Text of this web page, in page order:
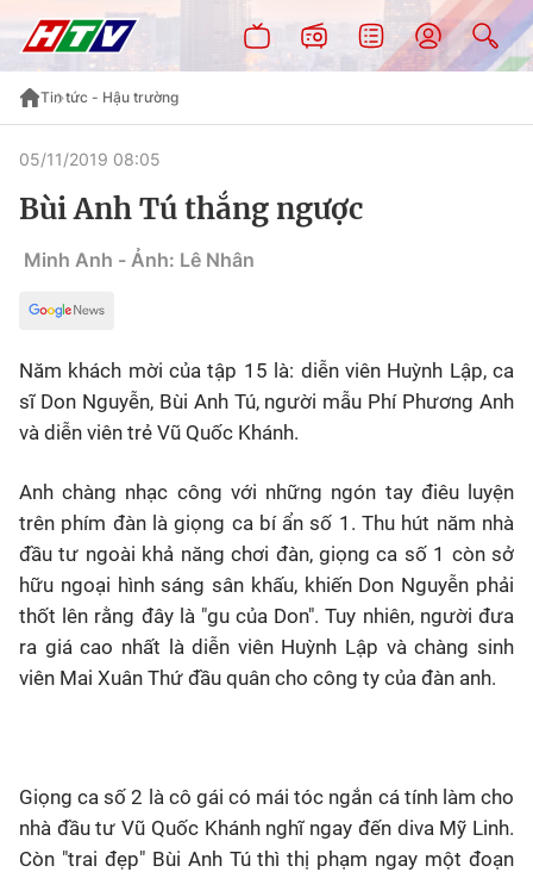
Tin tức - Hậu trường
05/11/2019 08:05
Bùi Anh Tú thắng ngược
Minh Anh - Ảnh: Lê Nhân
Năm khách mời của tập 15 là: diễn viên Huỳnh Lập, ca
sĩ Don Nguyễn, Bùi Anh Tú, người mẫu Phí Phương Anh
và diễn viên trẻ Vũ Quốc Khánh.
Anh chàng nhạc công với những ngón tay điêu luyện
trên phím đàn là giọng ca bí ẩn số 1. Thu hút năm nhà
đầu tư ngoài khả năng chơi đàn, giọng ca số 1 còn sở
hữu ngoại hình sáng sân khấu, khiến Don Nguyễn phải
thốt lên rằng đây là "gu của Don". Tuy nhiên, người đưa
ra giá cao nhất là diễn viên Huỳnh Lập và chàng sinh
viên Mai Xuân Thứ đầu quân cho công ty của đàn anh.
Giọng ca số 2 là cô gái có mái tóc ngắn cá tính làm cho
nhà đầu tư Vũ Quốc Khánh nghĩ ngay đến diva Mỹ Linh.
Còn "trai đẹp" Bùi Anh Tú thì thị phạm ngay một đoạn